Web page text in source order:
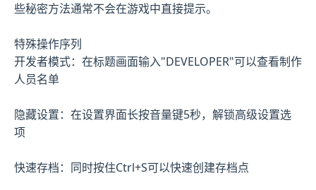
些秘密方法通常不会在游戏中直接提示。
特殊操作序列
开发者模式：在标题画面输入"DEVELOPER"可以查看制作
人员名单
隐藏设置：在设置界面长按音量键5秒，解锁高级设置选
项
快速存档：同时按住Ctrl+S可以快速创建存档点